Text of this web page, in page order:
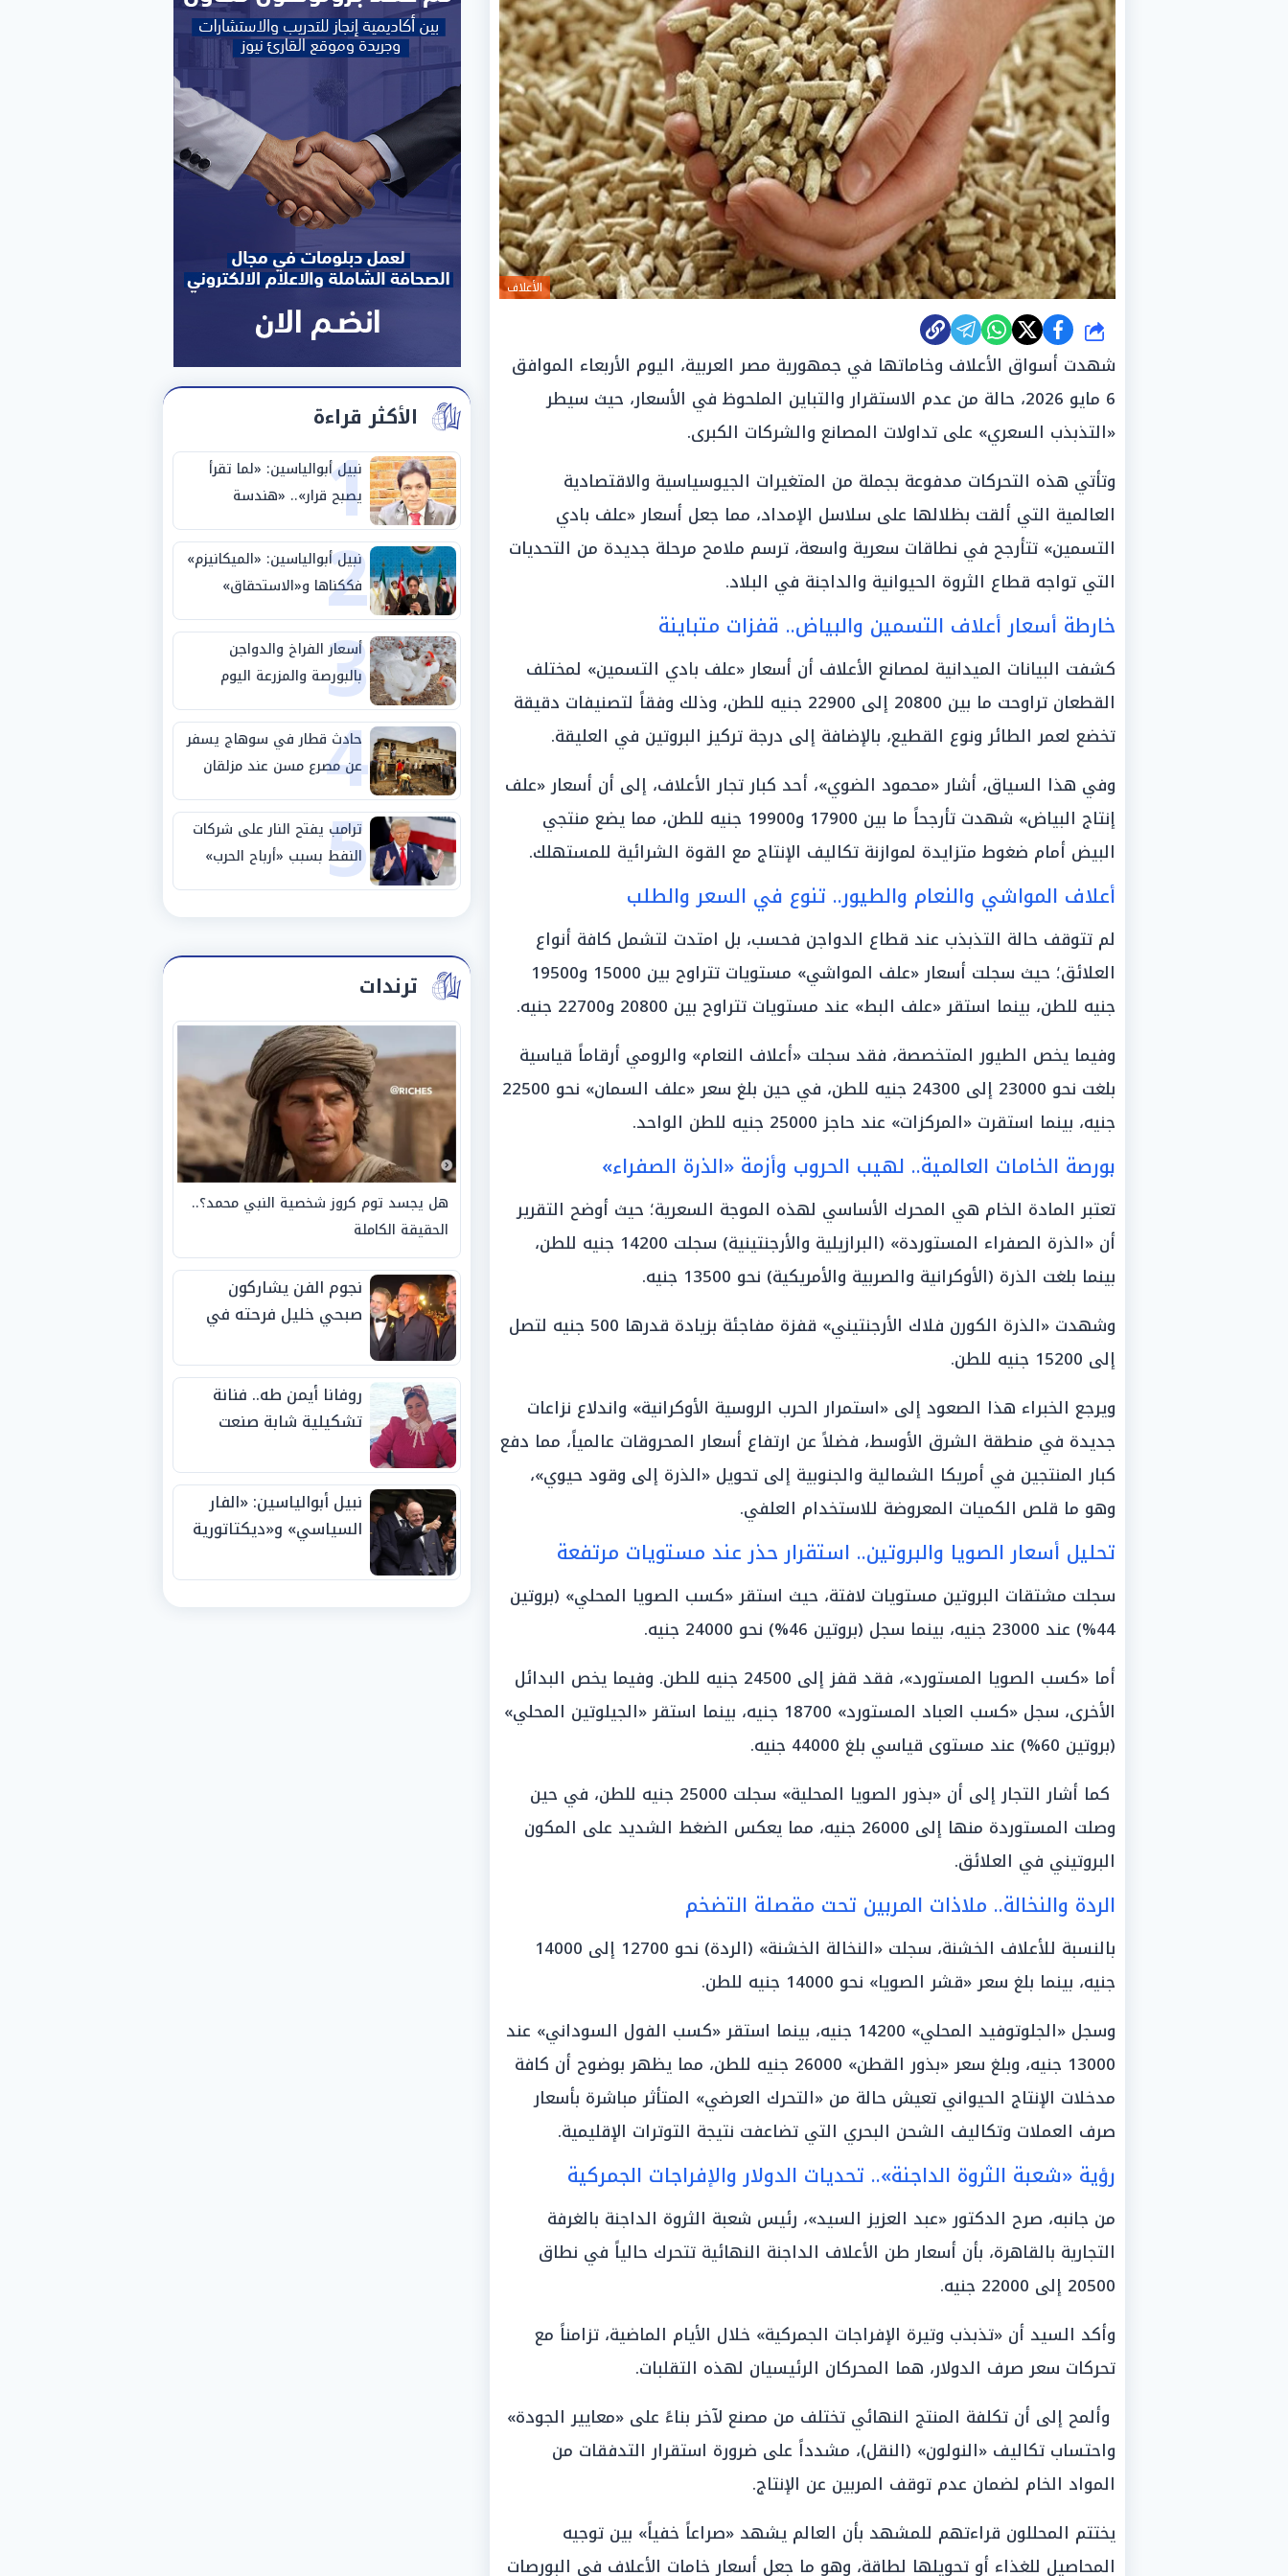
الأعلاف
شارك
شهدت أسواق الأعلاف وخاماتها في جمهورية مصر العربية، اليوم الأربعاء الموافق
6 مايو 2026، حالة من عدم الاستقرار والتباين الملحوظ في الأسعار، حيث سيطر
«التذبذب السعري» على تداولات المصانع والشركات الكبرى.
وتأتي هذه التحركات مدفوعة بجملة من المتغيرات الجيوسياسية والاقتصادية
العالمية التي ألقت بظلالها على سلاسل الإمداد، مما جعل أسعار «علف بادي
التسمين» تتأرجح في نطاقات سعرية واسعة، ترسم ملامح مرحلة جديدة من التحديات
التي تواجه قطاع الثروة الحيوانية والداجنة في البلاد.
خارطة أسعار أعلاف التسمين والبياض.. قفزات متباينة
كشفت البيانات الميدانية لمصانع الأعلاف أن أسعار «علف بادي التسمين» لمختلف
القطعان تراوحت ما بين 20800 إلى 22900 جنيه للطن، وذلك وفقاً لتصنيفات دقيقة
تخضع لعمر الطائر ونوع القطيع، بالإضافة إلى درجة تركيز البروتين في العليقة.
وفي هذا السياق، أشار «محمود الضوي»، أحد كبار تجار الأعلاف، إلى أن أسعار «علف
إنتاج البياض» شهدت تأرجحاً ما بين 17900 و19900 جنيه للطن، مما يضع منتجي
البيض أمام ضغوط متزايدة لموازنة تكاليف الإنتاج مع القوة الشرائية للمستهلك.
أعلاف المواشي والنعام والطيور.. تنوع في السعر والطلب
لم تتوقف حالة التذبذب عند قطاع الدواجن فحسب، بل امتدت لتشمل كافة أنواع
العلائق؛ حيث سجلت أسعار «علف المواشي» مستويات تتراوح بين 15000 و19500
جنيه للطن، بينما استقر «علف البط» عند مستويات تتراوح بين 20800 و22700 جنيه.
وفيما يخص الطيور المتخصصة، فقد سجلت «أعلاف النعام» والرومي أرقاماً قياسية
بلغت نحو 23000 إلى 24300 جنيه للطن، في حين بلغ سعر «علف السمان» نحو 22500
جنيه، بينما استقرت «المركزات» عند حاجز 25000 جنيه للطن الواحد.
بورصة الخامات العالمية.. لهيب الحروب وأزمة «الذرة الصفراء»
تعتبر المادة الخام هي المحرك الأساسي لهذه الموجة السعرية؛ حيث أوضح التقرير
أن «الذرة الصفراء المستوردة» (البرازيلية والأرجنتينية) سجلت 14200 جنيه للطن،
بينما بلغت الذرة (الأوكرانية والصربية والأمريكية) نحو 13500 جنيه.
وشهدت «الذرة الكورن فلاك الأرجنتيني» قفزة مفاجئة بزيادة قدرها 500 جنيه لتصل
إلى 15200 جنيه للطن.
ويرجع الخبراء هذا الصعود إلى «استمرار الحرب الروسية الأوكرانية» واندلاع نزاعات
جديدة في منطقة الشرق الأوسط، فضلاً عن ارتفاع أسعار المحروقات عالمياً، مما دفع
كبار المنتجين في أمريكا الشمالية والجنوبية إلى تحويل «الذرة إلى وقود حيوي»،
وهو ما قلص الكميات المعروضة للاستخدام العلفي.
تحليل أسعار الصويا والبروتين.. استقرار حذر عند مستويات مرتفعة
سجلت مشتقات البروتين مستويات لافتة، حيث استقر «كسب الصويا المحلي» (بروتين
44%) عند 23000 جنيه، بينما سجل (بروتين 46%) نحو 24000 جنيه.
أما «كسب الصويا المستورد»، فقد قفز إلى 24500 جنيه للطن. وفيما يخص البدائل
الأخرى، سجل «كسب العباد المستورد» 18700 جنيه، بينما استقر «الجيلوتين المحلي»
(بروتين 60%) عند مستوى قياسي بلغ 44000 جنيه.
كما أشار التجار إلى أن «بذور الصويا المحلية» سجلت 25000 جنيه للطن، في حين
وصلت المستوردة منها إلى 26000 جنيه، مما يعكس الضغط الشديد على المكون
البروتيني في العلائق.
الردة والنخالة.. ملاذات المربين تحت مقصلة التضخم
بالنسبة للأعلاف الخشنة، سجلت «النخالة الخشنة» (الردة) نحو 12700 إلى 14000
جنيه، بينما بلغ سعر «قشر الصويا» نحو 14000 جنيه للطن.
وسجل «الجلوتوفيد المحلي» 14200 جنيه، بينما استقر «كسب الفول السوداني» عند
13000 جنيه، وبلغ سعر «بذور القطن» 26000 جنيه للطن، مما يظهر بوضوح أن كافة
مدخلات الإنتاج الحيواني تعيش حالة من «التحرك العرضي» المتأثر مباشرة بأسعار
صرف العملات وتكاليف الشحن البحري التي تضاعفت نتيجة التوترات الإقليمية.
رؤية «شعبة الثروة الداجنة».. تحديات الدولار والإفراجات الجمركية
من جانبه، صرح الدكتور «عبد العزيز السيد»، رئيس شعبة الثروة الداجنة بالغرفة
التجارية بالقاهرة، بأن أسعار طن الأعلاف الداجنة النهائية تتحرك حالياً في نطاق
20500 إلى 22000 جنيه.
وأكد السيد أن «تذبذب وتيرة الإفراجات الجمركية» خلال الأيام الماضية، تزامناً مع
تحركات سعر صرف الدولار، هما المحركان الرئيسيان لهذه التقلبات.
وألمح إلى أن تكلفة المنتج النهائي تختلف من مصنع لآخر بناءً على «معايير الجودة»
واحتساب تكاليف «النولون» (النقل)، مشدداً على ضرورة استقرار التدفقات من
المواد الخام لضمان عدم توقف المربين عن الإنتاج.
يختتم المحللون قراءتهم للمشهد بأن العالم يشهد «صراعاً خفياً» بين توجيه
المحاصيل للغذاء أو تحويلها لطاقة، وهو ما جعل أسعار خامات الأعلاف في البورصات
الأكثر قراءة
1
نبيل أبوالياسين: «لما تقرأ
يصبح قرار».. «هندسة
الاستثمار السيادي» بين «ربط
الجيب بالوطن» و«سيادة
الكلمة»
2
نبيل أبوالياسين: «الميكانيزم»
فككناها و«الاستحقاق»
حتمية.. «تفعيل الإرادة»
مهمة الجامعة العربية
3
أسعار الفراخ والدواجن
بالبورصة والمزرعة اليوم
الثلاثاء 4-8-2026
4
حادث قطار في سوهاج يسفر
عن مصرع مسن عند مزلقان
المراغة
5
ترامب يفتح النار على شركات
النفط بسبب «أرباح الحرب»
ترندات
هل يجسد توم كروز شخصية النبي محمد؟..
الحقيقة الكاملة
نجوم الفن يشاركون
صبحي خليل فرحته في
روفانا أيمن طه.. فنانة
تشكيلية شابة صنعت
الجوائز منذ الصغر
نبيل أبوالياسين: «الفار
السياسي» و«ديكتاتورية
الفيفا».. وإقالة